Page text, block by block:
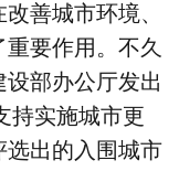
善城市环境、
要作用。不久
部办公厅发出
持实施城市更
选出的入围城市